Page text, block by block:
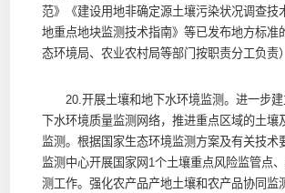
范》《建设用地非确定源土壤污染状况调查技
地重点地块监测技术指南》等已发布地方标准
态环境局、农业农村局等部门按职责分工负责）
20.开展土壤和地下水环境监测。进一步建
下水环境质量监测网络，推进重点区域的土壤
监测。根据国家生态环境监测方案及有关技术
监测中心开展国家网1个土壤重点风险监管点
测工作。强化农产品产地土壤和农产品协同监